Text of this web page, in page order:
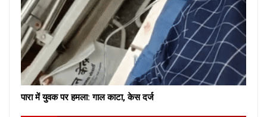
पारा में युवक पर हमला: गाल काटा, केस दर्ज